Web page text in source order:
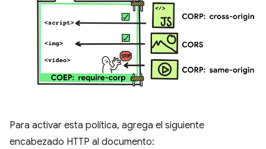
Para activar esta política, agrega el siguiente
encabezado HTTP al documento: